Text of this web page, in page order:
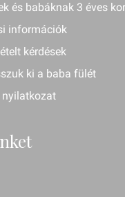
és babáknak 3 éves
információk
kérdések
ki a baba fülét